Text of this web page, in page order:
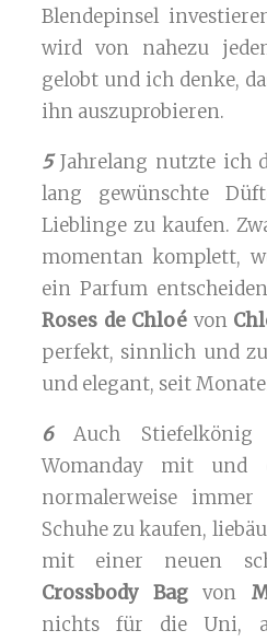
Blendepinsel
wird von nahezu
gelobt und ich denke,
ihn auszuprobieren.
5Jahrelang nutzte ich
lang gewünschte
Lieblinge zu kaufen.
momentan komplett,
ein Parfum
Roses de Chloé von
perfekt, sinnlich und
und elegant, seit
6Auch Stiefelkönig
Womanday mit und
normalerweise
Schuhe zu kaufen,
mit einer neuen
Crossbody Bag von
nichts für die Uni,